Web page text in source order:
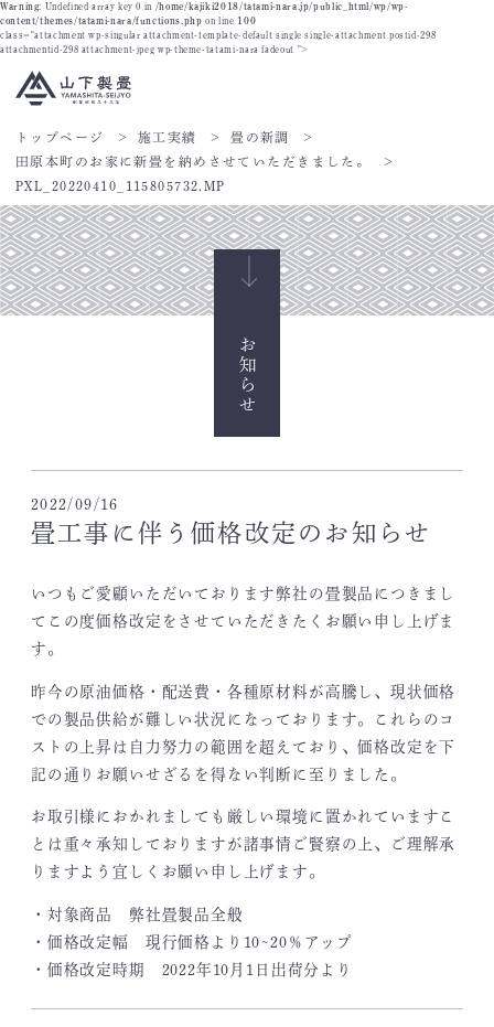
Warning: Undefined array key 0 in /home/kajiki2018/tatami-nara.jp/public_html/wp/wp-
content/themes/tatami-nara/functions.php on line 100
class="attachment wp-singular attachment-template-default single single-attachment postid-298
attachmentid-298 attachment-jpeg wp-theme-tatami-nara fadeout ">
トップページ 施工実績
畳の新調
田原本町のお家に新畳を納めさせていただきました。
PXL_20220410_115805732.MP
お知らせ
2022/09/16
畳工事に伴う価格改定のお知らせ
いつもご愛顧いただいております弊社の畳製品につきまし
てこの度価格改定をさせていただきたくお願い申し上げま
す。
昨今の原油価格・配送費・各種原材料が高騰し、現状価格
での製品供給が難しい状況になっております。これらのコ
ストの上昇は自力努力の範囲を超えており、価格改定を下
記の通りお願いせざるを得ない判断に至りました。
お取引様におかれましても厳しい環境に置かれていますこ
とは重々承知しておりますが諸事情ご賢察の上、ご理解承
りますよう宜しくお願い申し上げます。
・対象商品 弊社畳製品全般
・価格改定幅 現行価格より10~20％アップ
・価格改定時期 2022年10月1日出荷分より